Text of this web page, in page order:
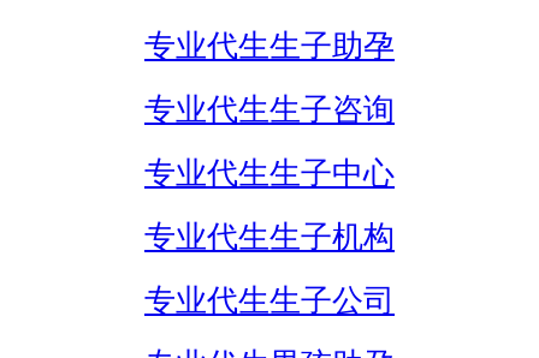
专业代生生子助孕
专业代生生子咨询
专业代生生子中心
专业代生生子机构
专业代生生子公司